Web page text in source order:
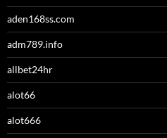
aden168ss.com
adm789.info
allbet24hr
alot66
alot666